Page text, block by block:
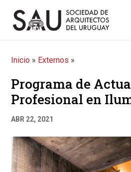
Inicio » Externos »
Programa de
Profesional en
ABR 22, 2021